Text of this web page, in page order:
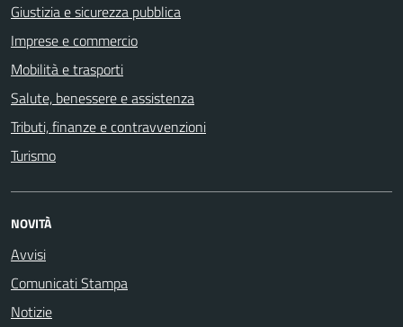
Giustizia e sicurezza pubblica
Imprese e commercio
Mobilità e trasporti
Salute, benessere e assistenza
Tributi, finanze e contravvenzioni
Turismo
NOVITÀ
Avvisi
Comunicati Stampa
Notizie